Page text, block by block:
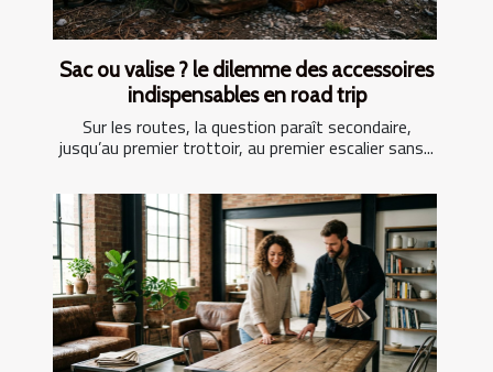
Sac ou valise ? le dilemme des accessoires
indispensables en road trip
Sur les routes, la question paraît secondaire,
jusqu’au premier trottoir, au premier escalier sans...